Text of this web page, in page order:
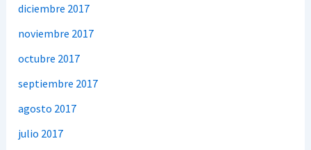
diciembre 2017
noviembre 2017
octubre 2017
septiembre 2017
agosto 2017
julio 2017